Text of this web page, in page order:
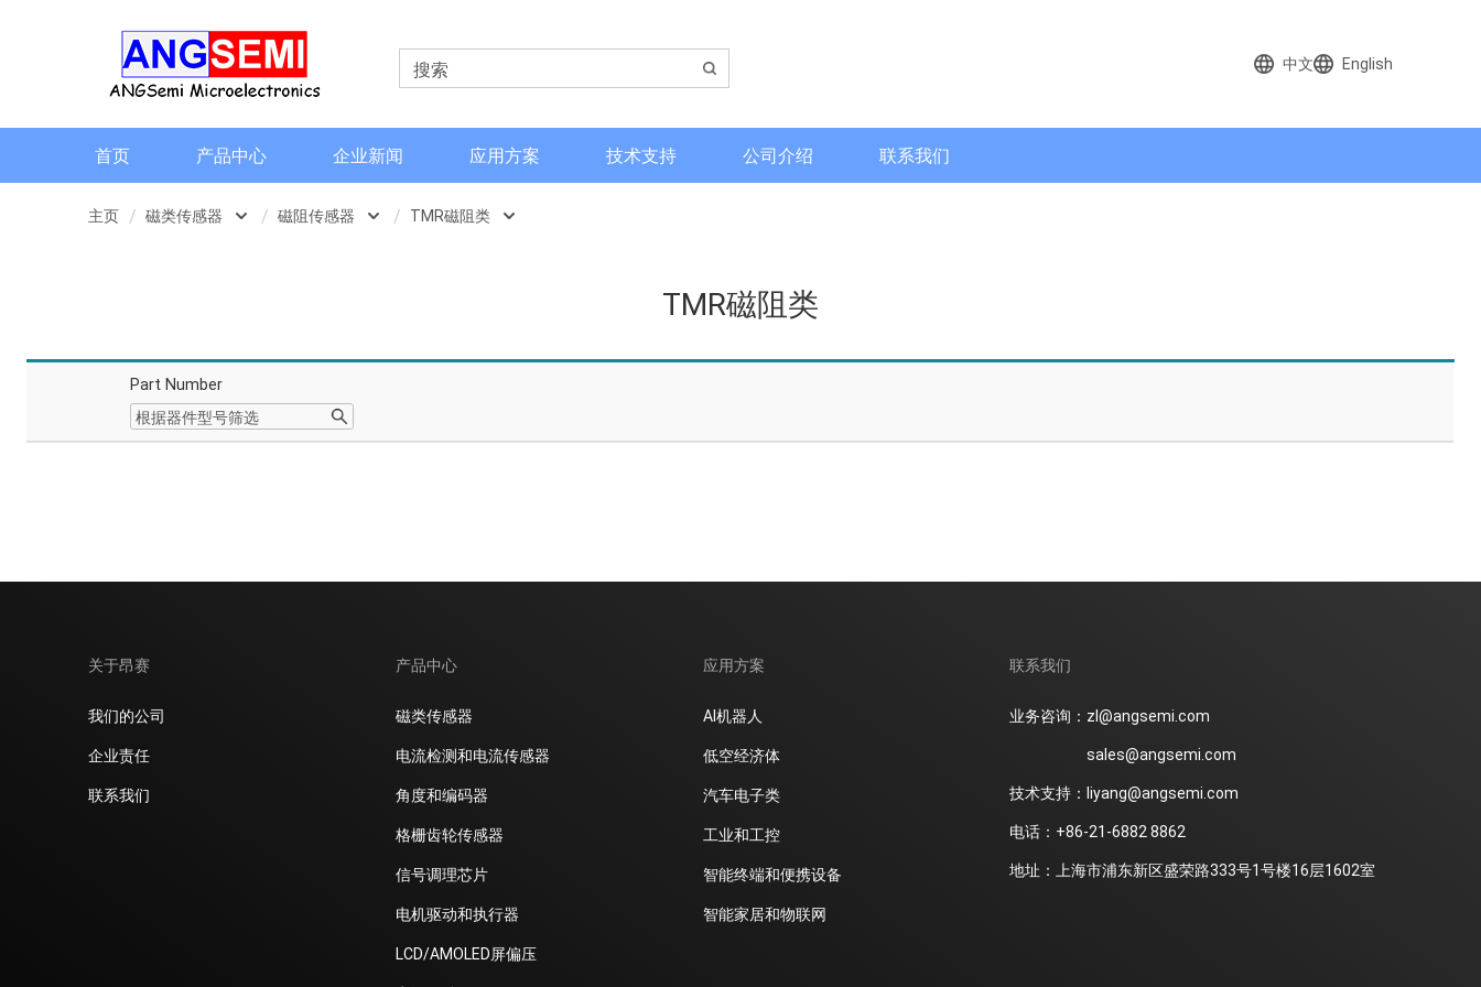
中文 English
首页 产品中心 企业新闻 应用方案 技术支持 公司介绍 联系我们
主页 磁类传感器
角度和编码器
格栅齿轮传感器
磁阻传感器
地磁
磁性元件传感器
TMR磁阻类
TMR磁阻类
Part Number
关于昂赛
我们的公司
企业责任
联系我们
产品中心
磁类传感器
电流检测和电流传感器
角度和编码器
格栅齿轮传感器
信号调理芯片
电机驱动和执行器
LCD/AMOLED屏偏压
应用方案
AI机器人
低空经济体
汽车电子类
工业和工控
智能终端和便携设备
智能家居和物联网
联系我们
业务咨询：zl@angsemi.com
sales@angsemi.com
技术支持：liyang@angsemi.com
电话：+86-21-6882 8862
地址：上海市浦东新区盛荣路333号1号楼16层1602室